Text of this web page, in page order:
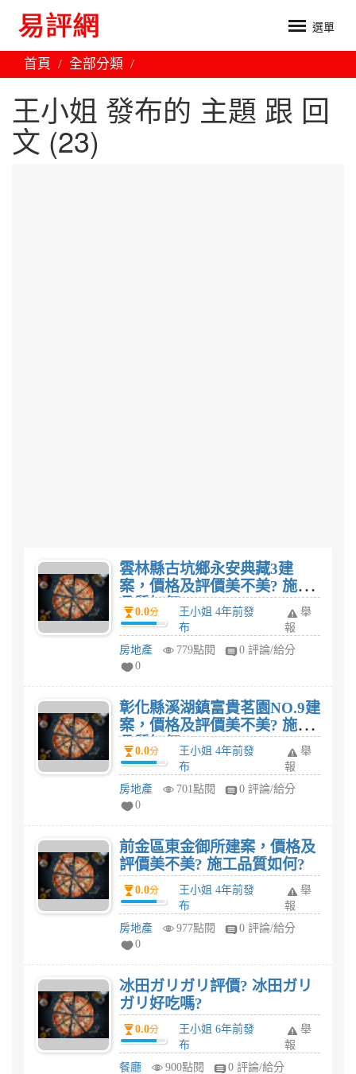
選單
首頁 全部分類
王小姐 發布的 主題 跟 回
文 (23)
雲林縣古坑鄉永安典藏3建
案，價格及評價美不美? 施工
品質如何?
0.0分
王小姐 4年前發
布
舉
報
房地產
779點閱
0 評論/給分
0
彰化縣溪湖鎮富貴茗園NO.9建
案，價格及評價美不美? 施工
品質如何?
0.0分
王小姐 4年前發
布
舉
報
房地產
701點閱
0 評論/給分
0
前金區東金御所建案，價格及
評價美不美? 施工品質如何?
0.0分
王小姐 4年前發
布
舉
報
房地產
977點閱
0 評論/給分
0
冰田ガリガリ評價? 冰田ガリ
ガリ好吃嗎?
0.0分
王小姐 6年前發
布
舉
報
餐廳
900點閱
0 評論/給分